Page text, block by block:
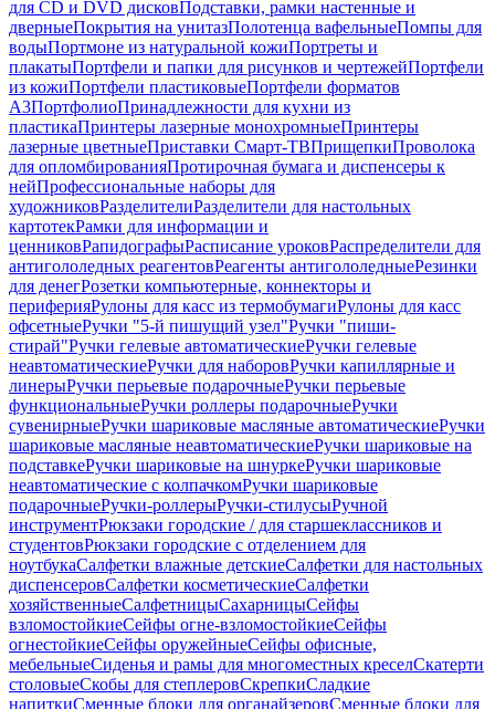
для CD и DVD дисковПодставки, рамки настенные и
дверныеПокрытия на унитазПолотенца вафельныеПомпы для
водыПортмоне из натуральной кожиПортреты и
плакатыПортфели и папки для рисунков и чертежейПортфели
из кожиПортфели пластиковыеПортфели форматов
А3ПортфолиоПринадлежности для кухни из
пластикаПринтеры лазерные монохромныеПринтеры
лазерные цветныеПриставки Смарт-ТВПрищепкиПроволока
для опломбированияПротирочная бумага и диспенсеры к
нейПрофессиональные наборы для
художниковРазделителиРазделители для настольных
картотекРамки для информации и
ценниковРапидографыРасписание уроковРаспределители для
антигололедных реагентовРеагенты антигололедныеРезинки
для денегРозетки компьютерные, коннекторы и
периферияРулоны для касс из термобумагиРулоны для касс
офсетныеРучки "5-й пишущий узел"Ручки "пиши-
стирай"Ручки гелевые автоматическиеРучки гелевые
неавтоматическиеРучки для наборовРучки капиллярные и
линерыРучки перьевые подарочныеРучки перьевые
функциональныеРучки роллеры подарочныеРучки
сувенирныеРучки шариковые масляные автоматическиеРучки
шариковые масляные неавтоматическиеРучки шариковые на
подставкеРучки шариковые на шнуркеРучки шариковые
неавтоматические с колпачкомРучки шариковые
подарочныеРучки-роллерыРучки-стилусыРучной
инструментРюкзаки городские / для старшеклассников и
студентовРюкзаки городские с отделением для
ноутбукаСалфетки влажные детскиеСалфетки для настольных
диспенсеровСалфетки косметическиеСалфетки
хозяйственныеСалфетницыСахарницыСейфы
взломостойкиеСейфы огне-взломостойкиеСейфы
огнестойкиеСейфы оружейныеСейфы офисные,
мебельныеСиденья и рамы для многоместных креселСкатерти
столовыеСкобы для степлеровСкрепкиСладкие
напиткиСменные блоки для органайзеровСменные блоки для